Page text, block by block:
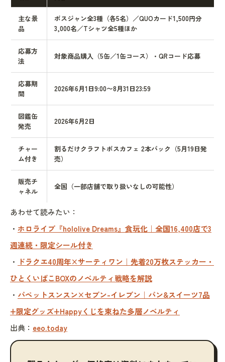
主な景
品
ボスジャン全3種（各5名）／QUOカード1,500円分
3,000名／Tシャツ全5種ほか
応募方
法
対象商品購入（5缶／1缶コース）・QRコード応募
応募期
間
2026年6月1日9:00〜8月31日23:59
図鑑缶
発売
2026年6月2日
チャー
ム付き
割るだけクラフトボスカフェ 2本パック（5月19日発
売）
販売チ
ャネル
全国（一部店舗で取り扱いなしの可能性）
あわせて読みたい：
・ ホロライブ『hololive Dreams』食玩化｜全国16,400店で3
週連続・限定シール付き
・ ドラクエ40周年×サーティワン｜先着20万枚ステッカー・
ひとくいばこBOXのノベルティ戦略を解説
・ パペットスンスン×セブン-イレブン｜パン&スイーツ7品
+限定グッズ+Happyくじを束ねた多層ノベルティ
出典： eeo.today